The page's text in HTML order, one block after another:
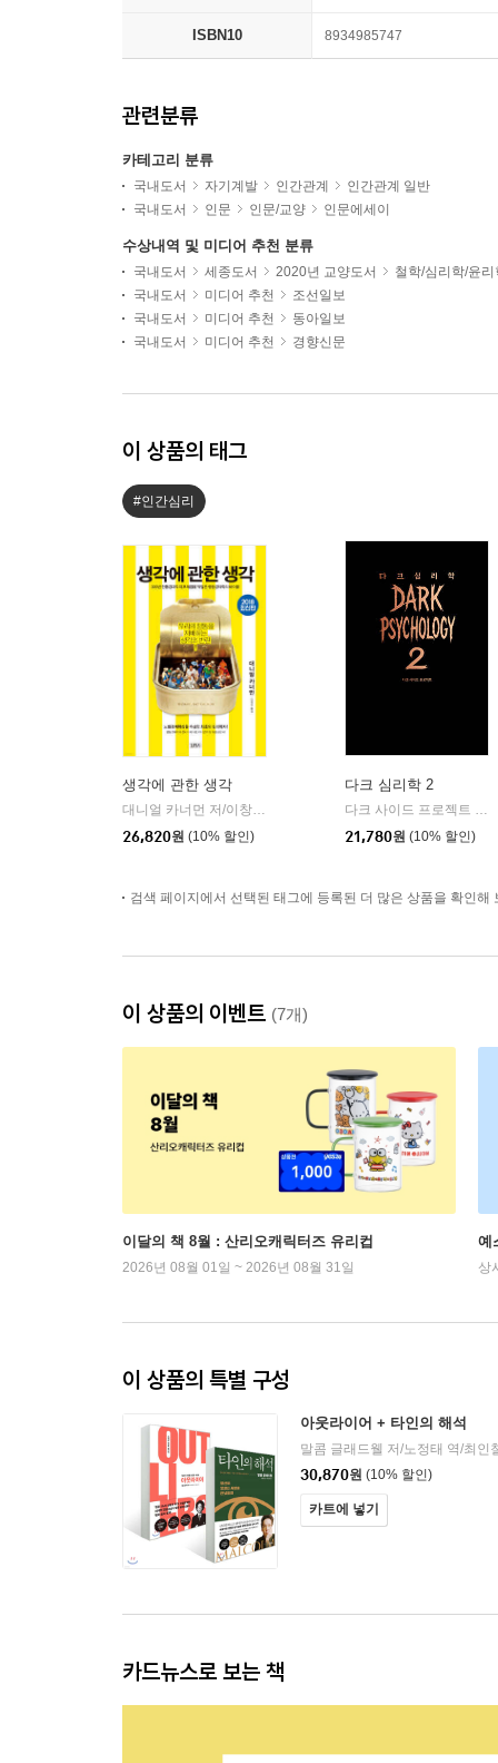
ISBN10 8934985747
관련분류
카테고리 분류
국내도서 자기계발 인간관계
인간관계 일반
국내도서
인문 인문/교양 인문에세이
수상내역 및 미디어 추천 분류
국내도서 세종도서 2020년 교양도서
철학/심리학/윤리
국내도서
미디어 추천
조선일보
국내도서
미디어 추천
동아일보
국내도서
미디어 추천 경향신문
이 상품의 태그
#인간심리
생각에 관한 생각
대니얼 카너먼 저/이창신 역
26,820원 (10% 할인)
다크 심리학 2
다크 사이드 프로젝트 저
21,780원 (10% 할인)
검색 페이지에서 선택된 태그에 등록된 더 많은 상품을 확인해
이 상품의 이벤트 (7개)
이달의 책 8월 : 산리오캐릭터즈 유리컵
2026년 08월 01일 ~ 2026년 08월 31일
예
상
이 상품의 특별 구성
아웃라이어 + 타인의 해석
30,870원 (10% 할인)
카트에 넣기
카드뉴스로 보는 책